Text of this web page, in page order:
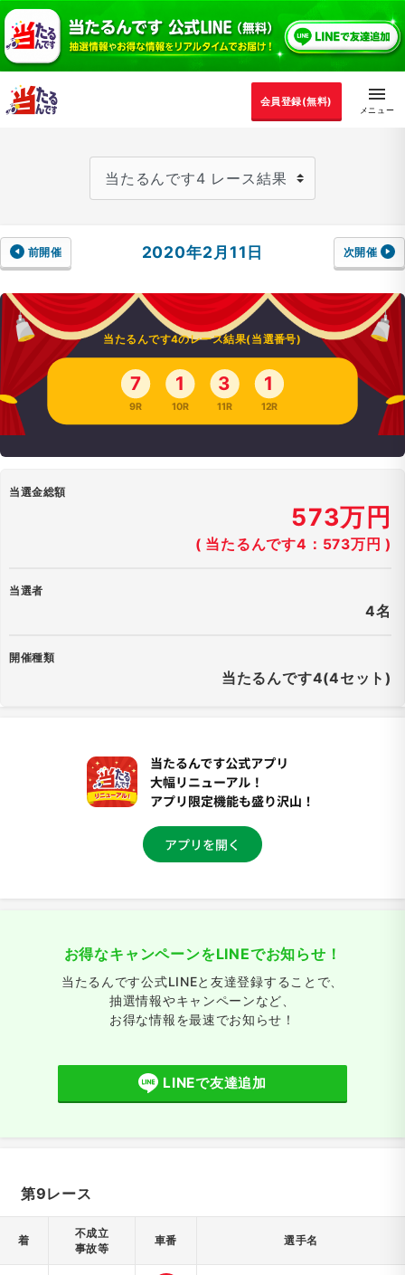
会員登録(無料)
前開催 2020年2月11日 次開催
当たるんです4のレース結果(当選番号)
7
9R
1
10R
3
11R
1
12R
当選金総額
573万円
( 当たるんです4：573万円 )
当選者
4名
開催種類
当たるんです4(4セット)
お得なキャンペーンをLINEでお知らせ！
当たるんです公式LINEと友達登録することで、
抽選情報やキャンペーンなど、
お得な情報を最速でお知らせ！
LINEで友達追加
第9レース
着
不成立
事故等
車番 選手名